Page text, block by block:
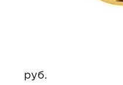
руб.